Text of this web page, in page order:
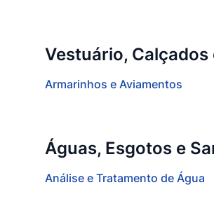
Vestuário,
Armarinhos e Aviamentos
Águas, Esgotos e
Análise e Tratamento de Água